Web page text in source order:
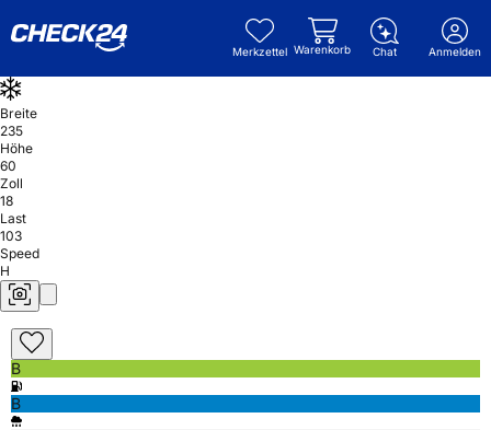
Merkzettel Warenkorb Chat Anmelden
Breite
235
Höhe
60
Zoll
18
Last
103
Speed
H
B
B